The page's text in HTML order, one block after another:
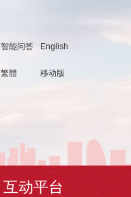
智能问答 English
繁體 移动版
互动平台